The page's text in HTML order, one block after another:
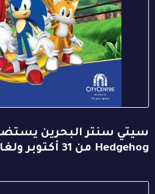
Hedgehog من 31 أكتوبر ولغاية 9 نوفمبر